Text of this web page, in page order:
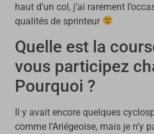
haut d’un col, j’ai rarement
qualités de sprinteur
Quelle est la
vous participez
Pourquoi ?
Il y avait encore quelques
comme l’Ariégeoise, mais je n’y